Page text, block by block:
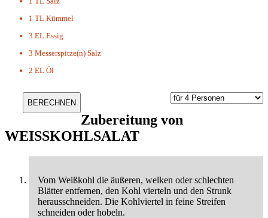
1 TL Kümmel
3 EL Essig
3 Messerspitze(n) Salz
2 EL Öl
Zubereitung von
WEISSKOHLSALAT
Vom Weißkohl die äußeren, welken oder schlechten
Blätter entfernen, den Kohl vierteln und den Strunk
herausschneiden. Die Kohlviertel in feine Streifen
schneiden oder hobeln.